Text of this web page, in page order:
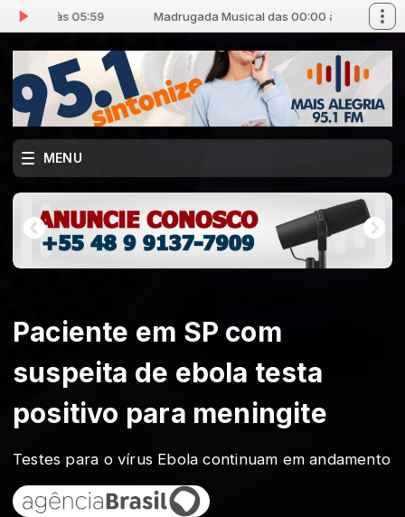
às 05:59 Madrugada Musical das 00:00 às 05:59
MENU
Paciente em SP com
suspeita de ebola testa
positivo para meningite
Testes para o vírus Ebola continuam em andamento